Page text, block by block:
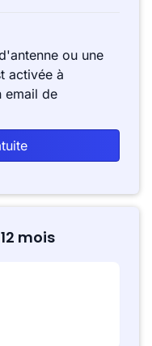
ou une
activée à
email de
mois